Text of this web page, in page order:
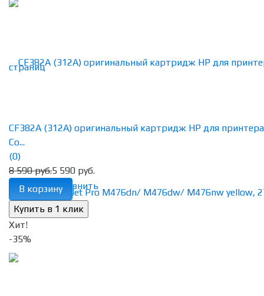
избранное сравнить
CF382A (312A) оригинальный картридж HP для
Co...
(0)
8 590 руб.5 590 руб.
В корзину
Хит!
-35%